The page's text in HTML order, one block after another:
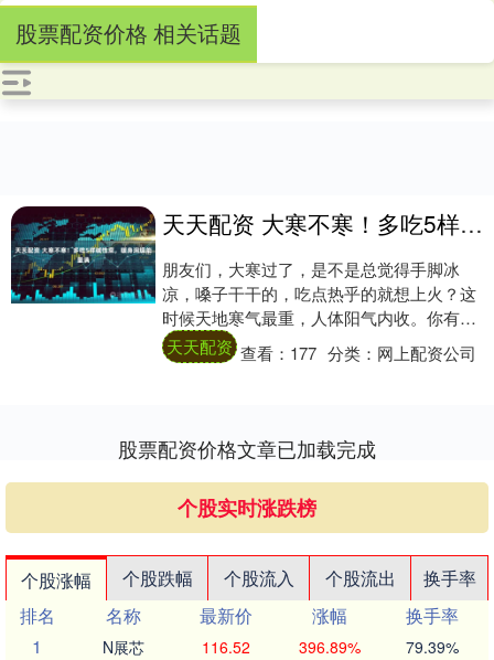
股票配资价格 相关话题
天天配资 大寒不寒！多吃5样碱性菜，暖身润燥能量满
朋友们，大寒过了，是不是总觉得手脚冰
凉，嗓子干干的，吃点热乎的就想上火？这
时候天地寒气最重，人体阳气内收。你有没
有发现，入冬以来常吃的萝卜白菜，最近吃
着好像没那....
天天配资 查看： 177 分类： 网上配资公司
股票配资价格文章已加载完成
个股实时涨跌榜
个股涨幅 个股跌幅 个股流入 个股流出
换手率
排名
名称 最新价 涨幅
换手率
1
N展芯 116.52 396.89% 79.39%